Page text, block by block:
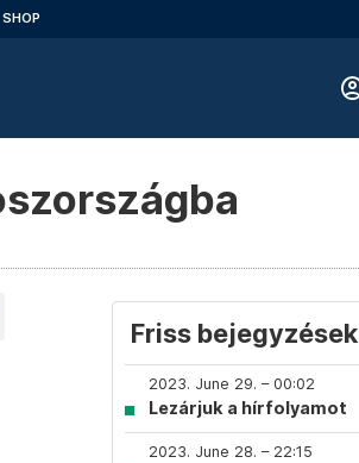
SHOP
Friss bejegyzések
2023. June 29. – 00:02
Lezárjuk a hírfolyamot
2023. June 28. – 22:15